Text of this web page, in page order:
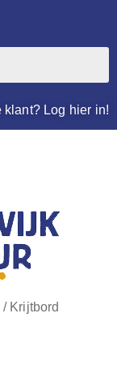
klant? Log hier in!
/ Krijtbord